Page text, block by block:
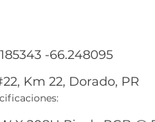
-66.248095
Km 22, Dorado, PR